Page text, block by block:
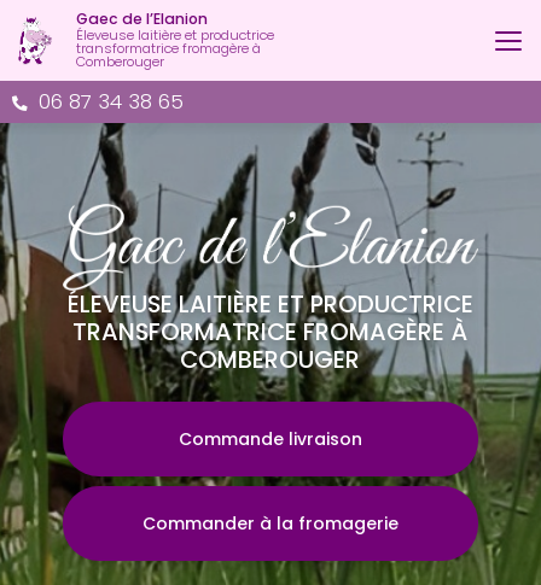
Aller
au
contenu
principal
06 87 34 38 65
Gaec de l’Elanion
Éleveuse laitière et productrice
transformatrice fromagère à
Comberouger
ÉLEVEUSE LAITIÈRE ET PRODUCTRICE
TRANSFORMATRICE FROMAGÈRE À
COMBEROUGER
Commande livraison
Commander à la fromagerie